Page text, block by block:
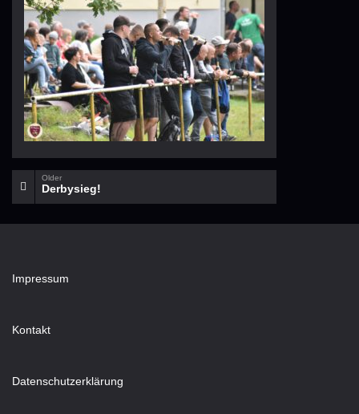
Older
Derbysieg!
Impressum
Kontakt
Datenschutzerklärung